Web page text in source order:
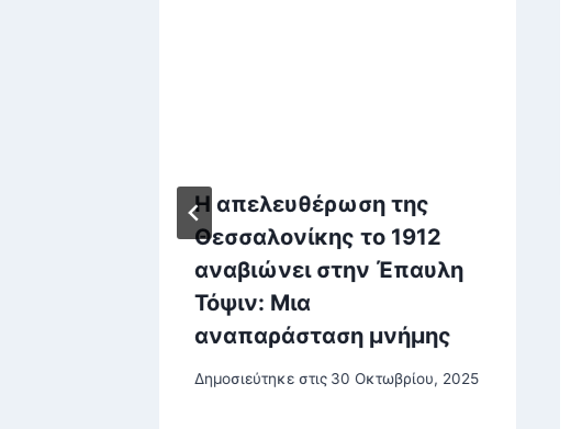
Η απελευθέρωση της
Θεσσαλονίκης το 1912
αναβιώνει στην Έπαυλη
Τόψιν: Μια
αναπαράσταση μνήμης
Δημοσιεύτηκε στις 30 Οκτωβρίου, 2025